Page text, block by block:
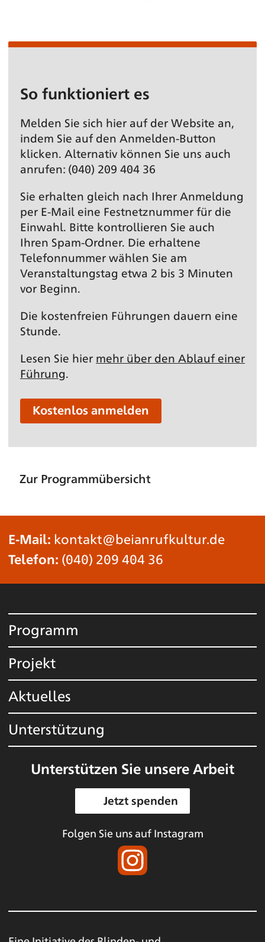
So funktioniert es
Melden Sie sich hier auf der Website an,
indem Sie auf den Anmelden-Button
klicken. Alternativ können Sie uns auch
anrufen: (040) 209 404 36
Sie erhalten gleich nach Ihrer Anmeldung
per E-Mail eine Festnetz­nummer für die
Einwahl. Bitte kontrollieren Sie auch
Ihren Spam-Ordner. Die erhaltene
Telefonnummer wählen Sie am
Veranstaltungs­tag etwa 2 bis 3 Minuten
vor Beginn.
Die kostenfreien Führungen dauern eine
Stunde.
Lesen Sie hier mehr über den Ablauf einer
Führung.
Kostenlos anmelden
Zur Programmübersicht
E-Mail: kontakt@beianrufkultur.de
Telefon: (040) 209 404 36
Programm
Projekt
Aktuelles
Unterstützung
Unterstützen Sie unsere Arbeit
Jetzt spenden
Folgen Sie uns auf Instagram